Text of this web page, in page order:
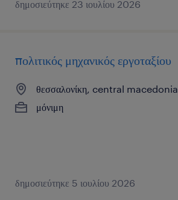
δημοσιεύτηκε 23 ιουλίου 2026
πολιτικός μηχανικός εργοταξίου
θεσσαλονίκη, central macedonia
μόνιμη
δημοσιεύτηκε 5 ιουλίου 2026